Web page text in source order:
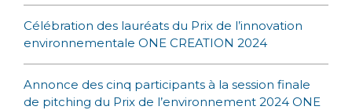
Célébration des lauréats du Prix de l’innovation
environnementale ONE CREATION 2024
Annonce des cinq participants à la session finale
de pitching du Prix de l’environnement 2024 ONE